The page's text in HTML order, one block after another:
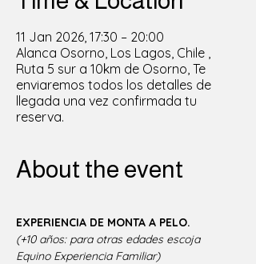
11 Jan 2026, 17:30 – 20:00
Alanca Osorno, Los Lagos, Chile ,
Ruta 5 sur a 10km de Osorno, Te
enviaremos todos los detalles de
llegada una vez confirmada tu
reserva.
About the event
EXPERIENCIA DE MONTA A PELO.
(+10 años: para otras edades escoja
Equino Experiencia Familiar)